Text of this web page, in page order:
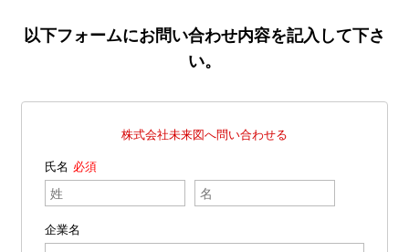
以下フォームにお問い合わせ内容を記入して下さ
い。
株式会社未来図へ問い合わせる
氏名
企業名